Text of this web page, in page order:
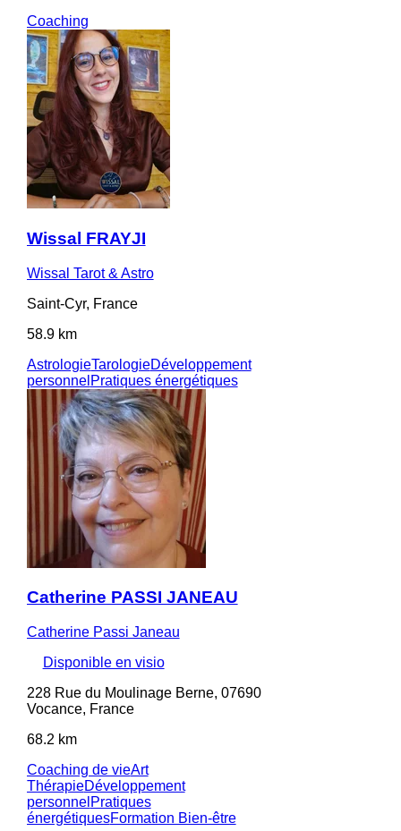
Coaching
Wissal FRAYJI
Wissal Tarot & Astro
Saint-Cyr, France
58.9 km
AstrologieTarologieDéveloppement
personnel Pratiques énergétiques
Catherine PASSI JANEAU
Catherine Passi Janeau
Disponible en visio
228 Rue du Moulinage Berne, 07690
Vocance, France
68.2 km
Coaching de vieArt
ThérapieDéveloppement
personnel Pratiques
énergétiquesFormation Bien-être